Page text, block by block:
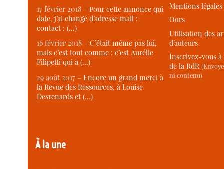
17 février 2018 –Pour cette annonce qui
date, j’ai changé d’adresse mail :
contact : (…)
16 février 2018 –C’était même pas lui,
mais c’est tout comme : c’est Aurélie
Filipetti qui a (…)
29 août 2017 –Encore un grand merci à
la Revue des Ressources, à Louise
Desrenards et (…)
À la une
Mentions légales
Ours
Utilisation des
d’auteurs
Inscrivez-vous
de la RdR
ni contenu)